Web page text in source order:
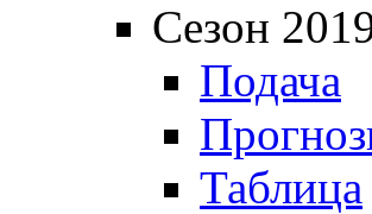
Сезон
Подача
Таблица